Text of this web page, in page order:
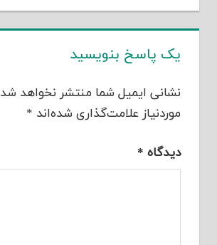
یک پاسخ بنویسید
نشانی ایمیل شما منتشر نخواهد
موردنیاز علامت‌گذاری شده‌اند *
دیدگاه *